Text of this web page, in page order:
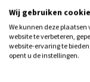
Bijzonderheden
E-chopper rijden:
Wij gebruiken
We kunnen deze plaatsen
website te verbeteren,
website-ervaring te
opent u de instellingen.